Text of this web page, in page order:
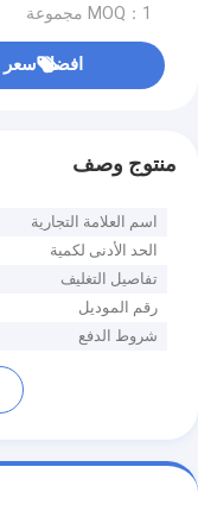
MOQ：1 مجموعة
افضل سعر
منتوج وصف
اسم العلامة التجارية
الحد الأدنى لكمية
تفاصيل التغليف
رقم الموديل
شروط الدفع